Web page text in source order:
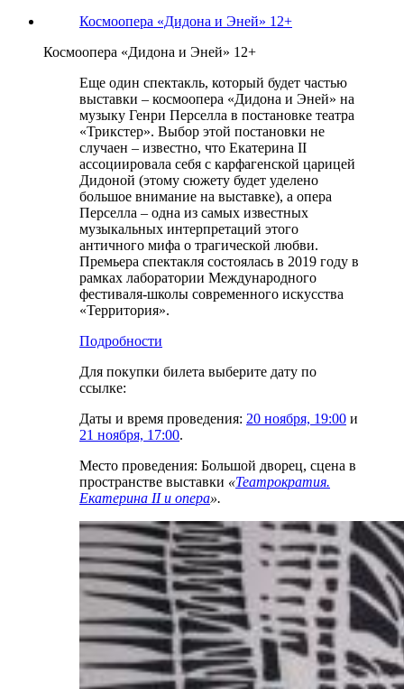
Космоопера «Дидона и Эней» 12+
Космоопера «Дидона и Эней» 12+
Еще один спектакль, который будет частью
выставки – космоопера «Дидона и Эней» на
музыку Генри Перселла в постановке театра
«Трикстер». Выбор этой постановки не
случаен – известно, что Екатерина II
ассоциировала себя с карфагенской царицей
Дидоной (этому сюжету будет уделено
большое внимание на выставке), а опера
Перселла – одна из самых известных
музыкальных интерпретаций этого
античного мифа о трагической любви.
Премьера спектакля состоялась в 2019 году в
рамках лаборатории Международного
фестиваля-школы современного искусства
«Территория».
Подробности
Для покупки билета выберите дату по
ссылке:
Даты и время проведения: 20 ноября, 19:00 и
21 ноября, 17:00.
Место проведения: Большой дворец, сцена в
пространстве выставки «Театрократия.
Екатерина II и опера».